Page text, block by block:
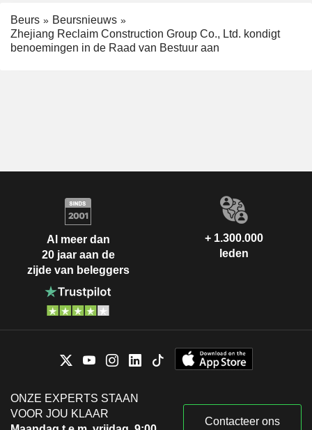
Beurs
Beursnieuws
Zhejiang Reclaim Construction Group Co., Ltd. kondigt
benoemingen in de Raad van Bestuur aan
Al meer dan
20 jaar aan de
zijde van beleggers
+ 1.300.000
leden
ONZE EXPERTS STAAN
VOOR JOU KLAAR
Contacteer ons